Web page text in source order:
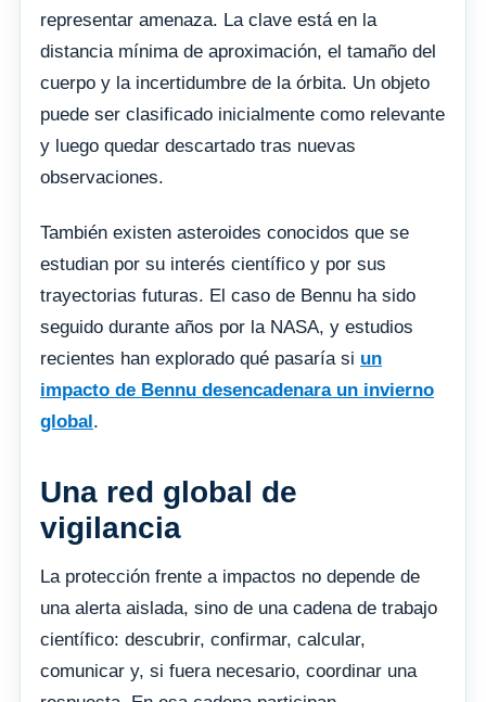
representar amenaza. La clave está en la
distancia mínima de aproximación, el tamaño del
cuerpo y la incertidumbre de la órbita. Un objeto
puede ser clasificado inicialmente como relevante
y luego quedar descartado tras nuevas
observaciones.
También existen asteroides conocidos que se
estudian por su interés científico y por sus
trayectorias futuras. El caso de Bennu ha sido
seguido durante años por la NASA, y estudios
recientes han explorado qué pasaría si un
impacto de Bennu desencadenara un invierno
global.
Una red global de
vigilancia
La protección frente a impactos no depende de
una alerta aislada, sino de una cadena de trabajo
científico: descubrir, confirmar, calcular,
comunicar y, si fuera necesario, coordinar una